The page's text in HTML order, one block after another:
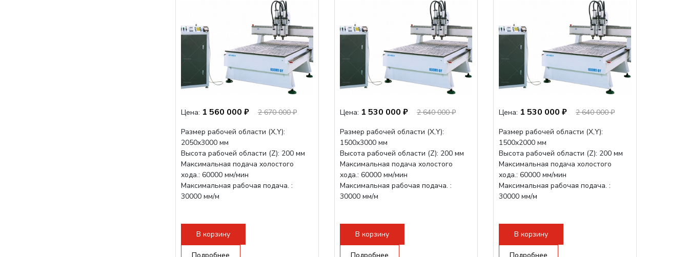
Цена: 1 560 000 ₽
2 670 000 ₽
Размер рабочей области (Х,Y):
2050x3000 мм
Высота рабочей области (Z): 200 мм
Максимальная подача холостого
хода.: 60000 мм/мин
Максимальная рабочая подача. :
30000 мм/м
В корзину
Цена: 1 530 000 ₽
2 640 000 ₽
Размер рабочей области (Х,Y):
1500x3000 мм
Высота рабочей области (Z): 200 мм
Максимальная подача холостого
хода.: 60000 мм/мин
Максимальная рабочая подача. :
30000 мм/м
В корзину
Цена: 1 530 000 ₽
2 640 000 ₽
Размер рабочей области (Х,Y):
1500x2000 мм
Высота рабочей области (Z): 200 мм
Максимальная подача холостого
хода.: 60000 мм/мин
Максимальная рабочая подача. :
30000 мм/м
В корзину